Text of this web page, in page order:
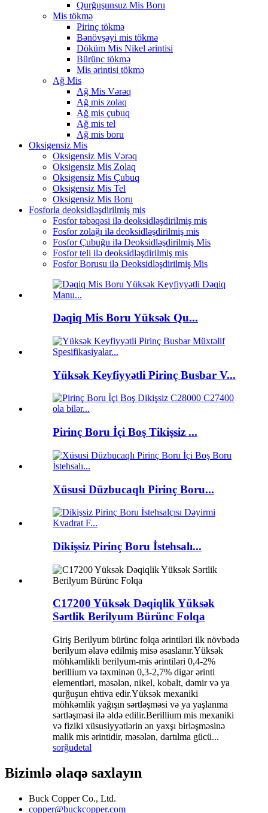
Qurğuşunsuz Mis Boru
Mis tökmə
Pirinç tökmə
Bənövşəyi mis tökmə
Döküm Mis Nikel ərintisi
Bürünc tökmə
Mis ərintisi tökmə
Ağ Mis
Ağ Mis Vərəq
Ağ mis zolaq
Ağ mis çubuq
Ağ mis tel
Ağ mis boru
Oksigensiz Mis
Oksigensiz Mis Vərəq
Oksigensiz Mis Zolaq
Oksigensiz Mis Çubuq
Oksigensiz Mis Tel
Oksigensiz Mis Boru
Fosforla deoksidləşdirilmiş mis
Fosfor təbəqəsi ilə deoksidləşdirilmiş mis
Fosfor zolağı ilə deoksidləşdirilmiş mis
Fosfor Çubuğu ilə Deoksidləşdirilmiş Mis
Fosfor teli ilə deoksidləşdirilmiş mis
Fosfor Borusu ilə Deoksidləşdirilmiş Mis
Dəqiq Mis Boru Yüksək Qu...
Yüksək Keyfiyyətli Pirinç Busbar V...
Pirinç Boru İçi Boş Tikişsiz ...
Xüsusi Düzbucaqlı Pirinç Boru...
Dikişsiz Pirinç Boru İstehsalı...
C17200 Yüksək Dəqiqlik Yüksək
Sərtlik Berilyum Bürünc Folqa
Giriş Berilyum bürünc folqa ərintiləri ilk növbədə
berilyum əlavə edilmiş misə əsaslanır.Yüksək
möhkəmlikli berilyum-mis ərintiləri 0,4-2%
berillium və təxminən 0,3-2,7% digər ərinti
elementləri, məsələn, nikel, kobalt, dəmir və ya
qurğuşun ehtiva edir.Yüksək mexaniki
möhkəmlik yağışın sərtləşməsi və ya yaşlanma
sərtləşməsi ilə əldə edilir.Berillium mis mexaniki
və fiziki xüsusiyyətlərin ən yaxşı birləşməsinə
malik mis ərintidir, məsələn, dartılma gücü...
sorğudetal
Bizimlə əlaqə saxlayın
Buck Copper Co., Ltd.
copper@buckcopper.com